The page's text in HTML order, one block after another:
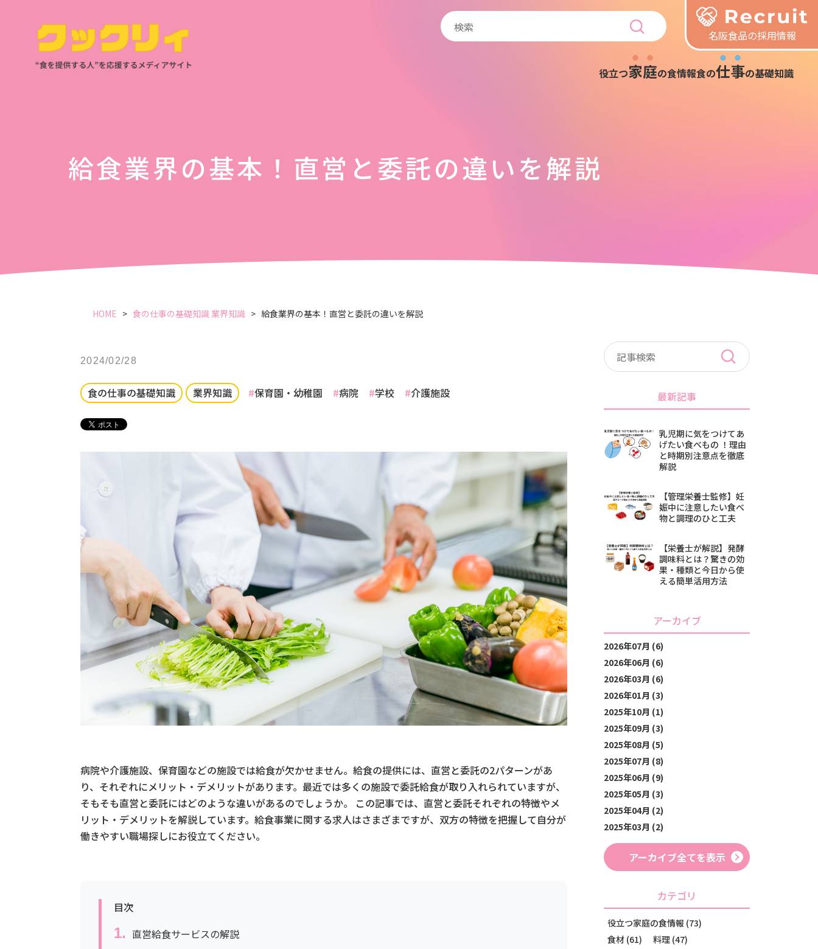
役立つ家庭の食情報食の仕事の基礎知識
名阪食品の採用情報
給食業界の基本！直営と委託の違いを解説
HOME 食の仕事の基礎知識業界知識 給食業界の基本！直営と委託の違いを解説
2024/02/28
食の仕事の基礎知識 業界知識 保育園・幼稚園 病院 学校 介護施設
病院や介護施設、保育園などの施設では給食が欠かせません。給食の提供には、直営と委託の2パターンがあ
り、それぞれにメリット・デメリットがあります。最近では多くの施設で委託給食が取り入れられていますが、
そもそも直営と委託にはどのような違いがあるのでしょうか。 この記事では、直営と委託それぞれの特徴やメ
リット・デメリットを解説しています。給食事業に関する求人はさまざまですが、双方の特徴を把握して自分が
働きやすい職場探しにお役立てください。
目次
直営給食サービスの解説
最新記事
乳児期に気をつけてあ
げたい食べもの ！理由
と時期別注意点を徹底
解説
【管理栄養士監修】妊
娠中に注意したい食べ
物と調理のひと工夫
【栄養士が解説】発酵
調味料とは？驚きの効
果・種類と今日から使
える簡単活用方法
アーカイブ
2026年07月 (6)
2026年06月 (6)
2026年03月 (6)
2026年01月 (3)
2025年10月 (1)
2025年09月 (3)
2025年08月 (5)
2025年07月 (8)
2025年06月 (9)
2025年05月 (3)
2025年04月 (2)
2025年03月 (2)
アーカイブ全てを表示
カテゴリ
役立つ家庭の食情報 (73)
食材 (61)
料理 (47)